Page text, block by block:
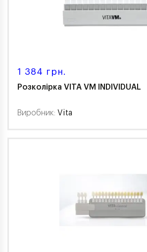
1 384 грн.
Розколірка VITA VM INDIVIDUAL
Виробник: Vita